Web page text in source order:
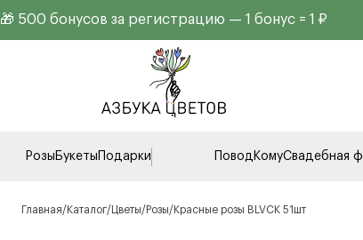
🎁 500 бонусов за регистрацию — 1 бонус = 1 ₽
Розы Букеты Подарки Повод КомуСвадебная
Главная Каталог Цветы Розы Красные розы BLVCK 51шт